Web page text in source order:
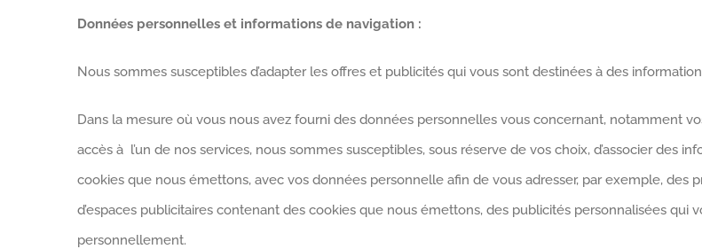
Données personnelles et informations de navigation :
Nous sommes susceptibles d’adapter les offres et publicités qui vous sont destinées à des
Dans la mesure où vous nous avez fourni des données personnelles vous concernant, notamment
accès à l’un de nos services, nous sommes susceptibles, sous réserve de vos choix, d’associer des
cookies que nous émettons, avec vos données personnelle afin de vous adresser, par exemple, des
d’espaces publicitaires contenant des cookies que nous émettons, des publicités personnalisées
personnellement.